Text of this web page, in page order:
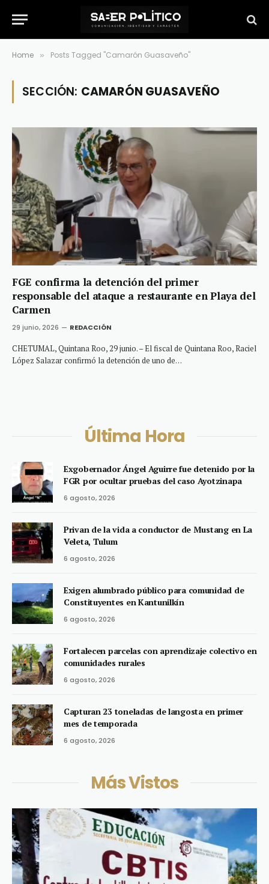
Home » Posts Tagged "Camarón Guasaveño"
SECCIÓN: CAMARÓN GUASAVEÑO
FGE confirma la detención del primer
responsable del ataque a restaurante en Playa del
Carmen
29 junio, 2026 REDACCIÓN
CHETUMAL, Quintana Roo, 29 junio. – El fiscal de Quintana Roo, Raciel
López Salazar confirmó la detención de uno de…
Última Hora
Exgobernador Ángel Aguirre fue detenido por la
FGR por ocultar pruebas del caso Ayotzinapa
6 agosto, 2026
Privan de la vida a conductor de Mustang en La
Veleta, Tulum
6 agosto, 2026
Exigen alumbrado público para comunidad de
Constituyentes en Kantunilkín
6 agosto, 2026
Fortalecen parcelas con aprendizaje colectivo en
comunidades rurales
6 agosto, 2026
Capturan 23 toneladas de langosta en primer
mes de temporada
6 agosto, 2026
Más Vistos